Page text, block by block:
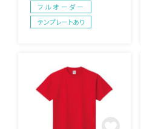
していないので環境にも優
しく、保温性・透湿性もご
ざいます。全面フルカラー
アや、アーティストグッ
ズ、スタッフウェアとして
も幅広くご活用いただけま
す。
フルオーダー
テンプレートあり